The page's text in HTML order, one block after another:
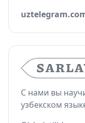
С нами вы
узбекском